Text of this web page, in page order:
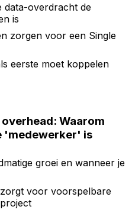
data-overdracht de
is
zorgen voor een Single
eerste moet koppelen
Waarom
'medewerker' is
groei en wanneer je
voor voorspelbare